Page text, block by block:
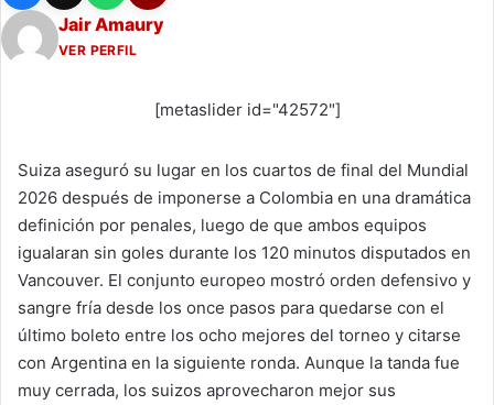
Jair Amaury
VER PERFIL
[metaslider id="42572"]
Suiza aseguró su lugar en los cuartos de final del Mundial
2026 después de imponerse a Colombia en una dramática
definición por penales, luego de que ambos equipos
igualaran sin goles durante los 120 minutos disputados en
Vancouver. El conjunto europeo mostró orden defensivo y
sangre fría desde los once pasos para quedarse con el
último boleto entre los ocho mejores del torneo y citarse
con Argentina en la siguiente ronda. Aunque la tanda fue
muy cerrada, los suizos aprovecharon mejor sus